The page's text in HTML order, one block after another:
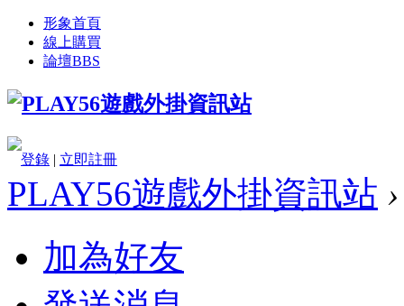
形象首頁
線上購買
論壇BBS
登錄 | 立即註冊
PLAY56遊戲外掛資訊站 ›
加為好友